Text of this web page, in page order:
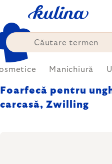
conținut
Manichiură
Foarfecă pentru
carcasă, Zwilling